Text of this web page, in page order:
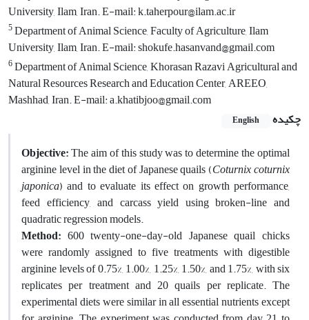
University, Ilam, Iran. E-mail: k.taherpour@ilam.ac.ir
5Department of Animal Science, Faculty of Agriculture, Ilam
University, Ilam, Iran. E-mail: shokufe.hasanvand@gmail.com
6Department of Animal Science, Khorasan Razavi Agricultural and
Natural Resources Research and Education Center, AREEO,
Mashhad, Iran. E-mail: a.khatibjoo@gmail.com
چکیده
English
Objective:The aim of this study was to determine the optimal
arginine level in the diet of Japanese quails (Coturnix coturnix
japonica) and to evaluate its effect on growth performance,
feed efficiency, and carcass yield using broken-line and
quadratic regression models.
Method: 600 twenty-one-day-old Japanese quail chicks
were randomly assigned to five treatments with digestible
arginine levels of 0.75%, 1.00%, 1.25%, 1.50%, and 1.75%, with six
replicates per treatment and 20 quails per replicate. The
experimental diets were similar in all essential nutrients except